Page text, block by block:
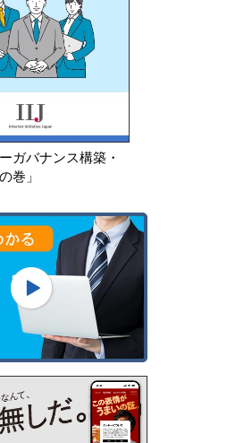
ガバナンス構築・
巻」